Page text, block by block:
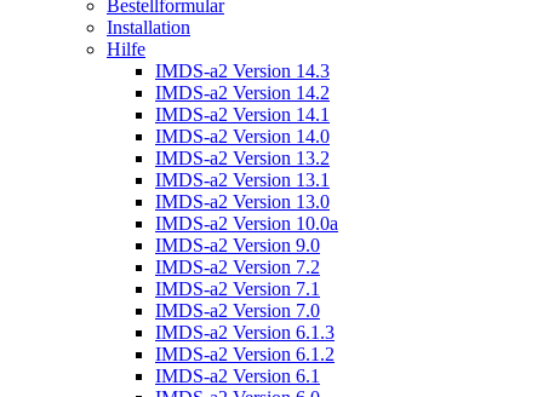
Bestellformular
Installation
Hilfe
IMDS-a2 Version 14.3
IMDS-a2 Version 14.2
IMDS-a2 Version 14.1
IMDS-a2 Version 14.0
IMDS-a2 Version 13.2
IMDS-a2 Version 13.1
IMDS-a2 Version 13.0
IMDS-a2 Version 10.0a
IMDS-a2 Version 9.0
IMDS-a2 Version 7.2
IMDS-a2 Version 7.1
IMDS-a2 Version 7.0
IMDS-a2 Version 6.1.3
IMDS-a2 Version 6.1.2
IMDS-a2 Version 6.1